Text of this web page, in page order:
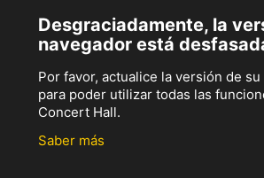
Desgraciadamente, la
navegador está
Por favor, actualice la versión de
para poder utilizar todas las
Concert Hall.
Saber más